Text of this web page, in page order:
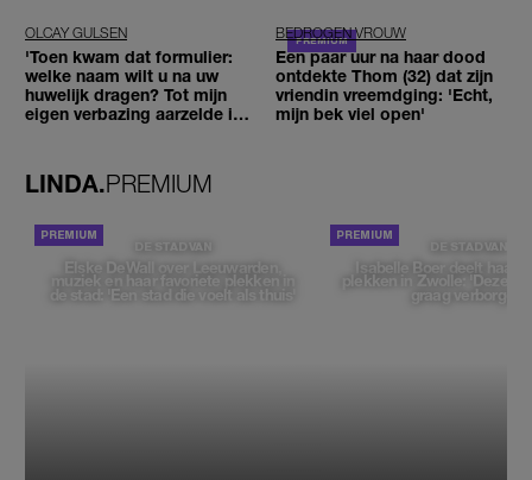
OLCAY GULSEN
'Toen kwam dat formulier:
welke naam wilt u na uw
huwelijk dragen? Tot mijn
eigen verbazing aarzelde ik
BEDROGEN VROUW
Een paar uur na haar dood
ontdekte Thom (32) dat zijn
vriendin vreemdging: 'Echt,
mijn bek viel open'
LINDA.PREMIUM
DE STAD VAN
Elske DeWall over Leeuwarden,
muziek en haar favoriete plekken in
de stad: 'Een stad die voelt als thuis'
DE STAD VAN
Isabelle Boer deelt haar
plekken in Zwolle: 'Deze
graag verborgen'